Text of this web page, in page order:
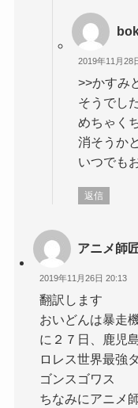
2019年11月28
>>かすみ
そうでし
めちゃく
消そうか
いつでも
返信
アニメ師
2019年11月26日 20:13
翻訳します
おいどんは暴走
に２７日、鹿児
ロレス世界最強
ゴンスゴワス
ちなみにアニメ